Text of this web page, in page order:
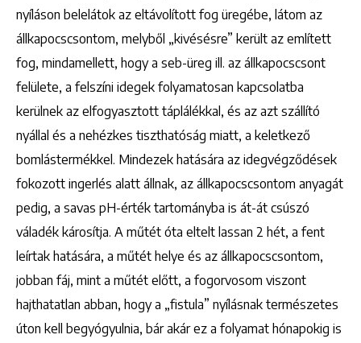
nyíláson belelátok az eltávolított fog üregébe, látom az
állkapocscsontom, melyből „kivésésre” került az említett
fog, mindamellett, hogy a seb-üreg ill. az állkapocscsont
felülete, a felszíni idegek folyamatosan kapcsolatba
kerülnek az elfogyasztott táplálékkal, és az azt szállító
nyállal és a nehézkes tiszthatóság miatt, a keletkező
bomlástermékkel. Mindezek hatására az idegvégződések
fokozott ingerlés alatt állnak, az állkapocscsontom anyagát
pedig, a savas pH-érték tartományba is át-át csúszó
váladék károsítja. A műtét óta eltelt lassan 2 hét, a fent
leírtak hatására, a műtét helye és az állkapocscsontom,
jobban fáj, mint a műtét előtt, a fogorvosom viszont
hajthatatlan abban, hogy a „fistula” nyílásnak természetes
úton kell begyógyulnia, bár akár ez a folyamat hónapokig is